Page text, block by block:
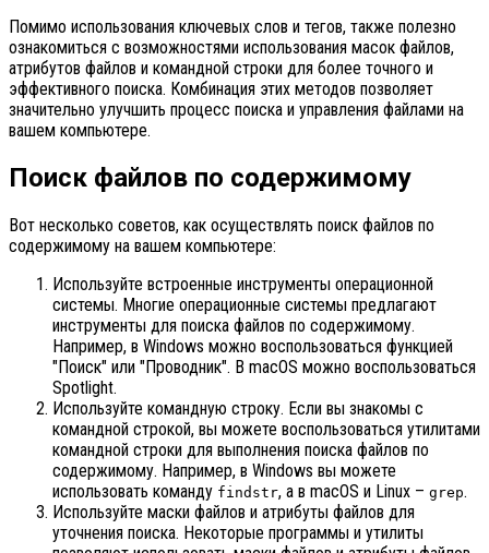
Помимо использования ключевых слов и тегов, также полезно
ознакомиться с возможностями использования масок файлов,
атрибутов файлов и командной строки для более точного и
эффективного поиска. Комбинация этих методов позволяет
значительно улучшить процесс поиска и управления файлами на
вашем компьютере.
Поиск файлов по содержимому
Вот несколько советов, как осуществлять поиск файлов по
содержимому на вашем компьютере:
Используйте встроенные инструменты операционной
системы. Многие операционные системы предлагают
инструменты для поиска файлов по содержимому.
Например, в Windows можно воспользоваться функцией
"Поиск" или "Проводник". В macOS можно воспользоваться
Spotlight.
Используйте командную строку. Если вы знакомы с
командной строкой, вы можете воспользоваться утилитами
командной строки для выполнения поиска файлов по
содержимому. Например, в Windows вы можете
использовать команду findstr, а в macOS и Linux – grep.
Используйте маски файлов и атрибуты файлов для
уточнения поиска. Некоторые программы и утилиты